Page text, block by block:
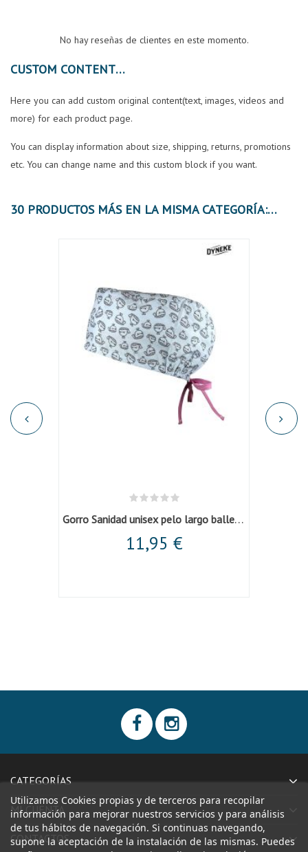
No hay reseñas de clientes en este momento.
CUSTOM CONTENT
Here you can add custom original content(text, images, videos and
more) for each product page.
You can display information about size, shipping, returns, promotions
etc. You can change name and this custom block if you want.
30 PRODUCTOS MÁS EN LA MISMA CATEGORÍA:
Gorro Sanidad unisex pelo largo ballenitas
11,95 €
CATEGORÍAS
MI CUENTA
CONTACTOS
Utilizamos Cookies propias y de terceros para recopilar
información para mejorar nuestros servicios y para análisis
de tus hábitos de navegación. Si continuas navegando,
supone la aceptación de la instalación de las mismas. Puedes